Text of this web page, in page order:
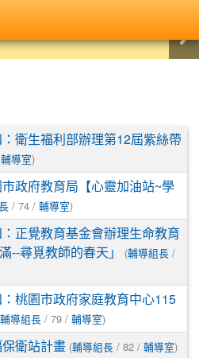
衛生福利部辦理第12屆紫絲帶
輔導室)
政府教育局【心靈加油站~學
/ 74 / 輔導室)
正覺教育基金會辦理生命教育
--尋覓教師的春天」
(輔導組長 /
桃園市政府家庭教育中心115
輔導組長 / 79 / 輔導室)
衛站計畫 (輔導組長/ 82 / 輔導室)